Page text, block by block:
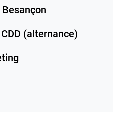
Besançon
CDD (alternance)